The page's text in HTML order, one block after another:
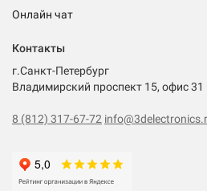
Онлайн чат
Контакты
г.Санкт-Петербург
Владимирский проспект 15, офис 31
8 (812) 317-67-72